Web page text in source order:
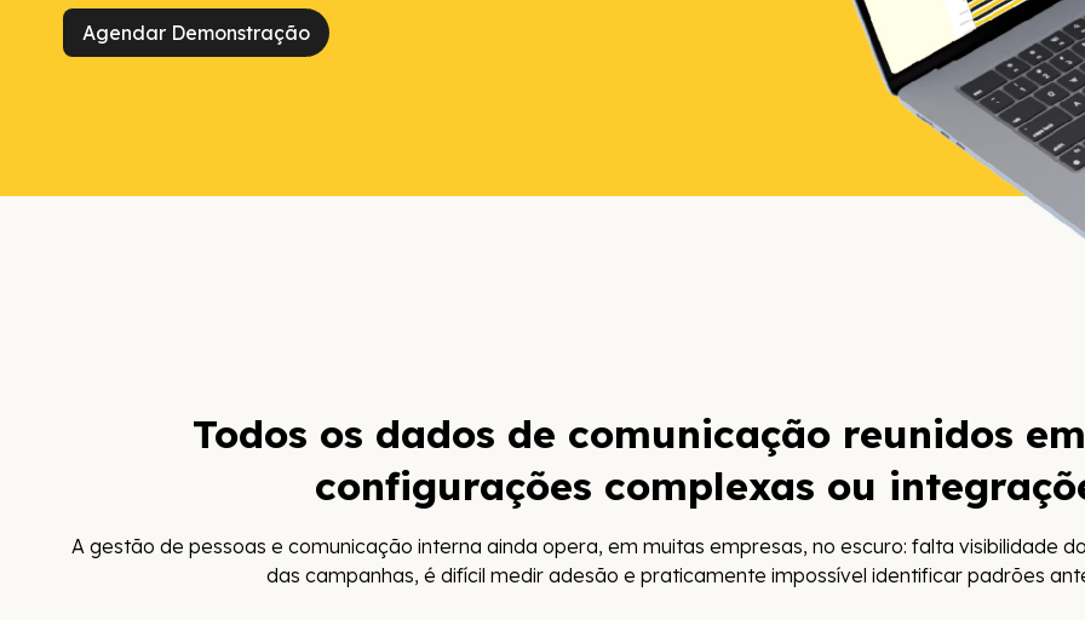
Agendar Demonstração
Todos os dados de comunicação reunidos
configurações complexas ou
A gestão de pessoas e comunicação interna ainda opera, em muitas empresas, no escuro: falta visibilidade
das campanhas, é difícil medir adesão e praticamente impossível identificar padrões